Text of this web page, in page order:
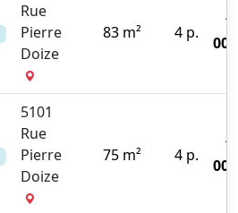
Rue
Pierre
Doize
83 m² 4 p.
5101
Rue
Pierre
Doize
75 m² 4 p.